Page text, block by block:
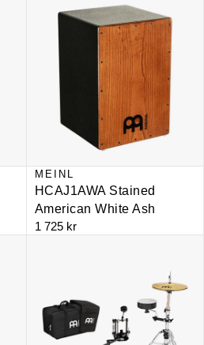
MEINL
HCAJ1AWA Stained
American White Ash
1 725 kr